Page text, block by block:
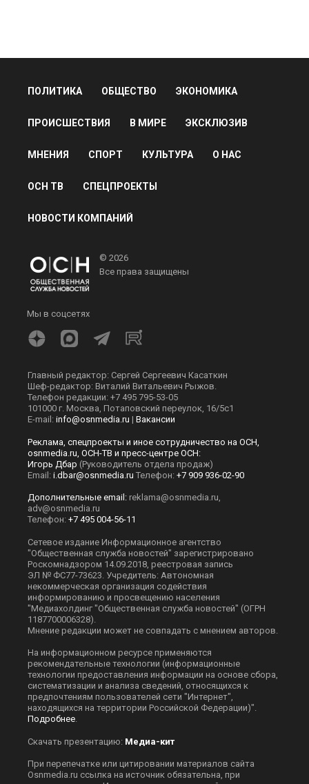
ПОЛИТИКА ОБЩЕСТВО ЭКОНОМИКА
ПРОИСШЕСТВИЯ В МИРЕ ЭКСКЛЮЗИВ
МНЕНИЯ СПОРТ КУЛЬТУРА О НАС
ОСН ТВ СПЕЦПРОЕКТЫ
НОВОСТИ КОМПАНИЙ
© 2026
Все права защищены
Мы в соцсетях
Главный редактор: Сергей Сергеевич Касаткин
Шеф-редактор: Виталий Витальевич Рыжов.
Телефон редакции: +7 495 795-53-05
101000 г. Москва, Потаповский переулок, 16/5с1
E-mail: info@osnmedia.ru | Вакансии
Реклама, спецпроекты и иное сотрудничество на ОСН,
osnmedia.ru, ОСН-ТВ и пресс-центре ОСН:
Игорь Дбар (Руководитель отдела продаж)
Email: i.dbar@osnmedia.ru Телефон: +7 909 936-02-90
Дополнительные email: reklama@osnmedia.ru
adv@osnmedia.ru
Телефон: +7 495 004-56-11
Сетевое издание Информационное агентство
"Общественная служба новостей" зарегистрировано
Роскомнадзором 14.09.2018, реестровая запись
ЭЛ № ФС77-73623. Учредитель: Автономная
некоммерческая организация содействия
информированию и просвещению населения
"Медиахолдинг "Общественная служба новостей" (ОГРН
1187700006328).
Мнение редакции может не совпадать с мнением авторов.
На информационном ресурсе применяются
рекомендательные технологии (информационные
технологии предоставления информации на основе сбора,
систематизации и анализа сведений, относящихся к
предпочтениям пользователей сети "Интернет",
находящихся на территории Российской Федерации)".
Подробнее
Скачать презентацию: Медиа-кит
При перепечатке или цитировании материалов сайта
Оsnmedia.ru ссылка на источник обязательна, при